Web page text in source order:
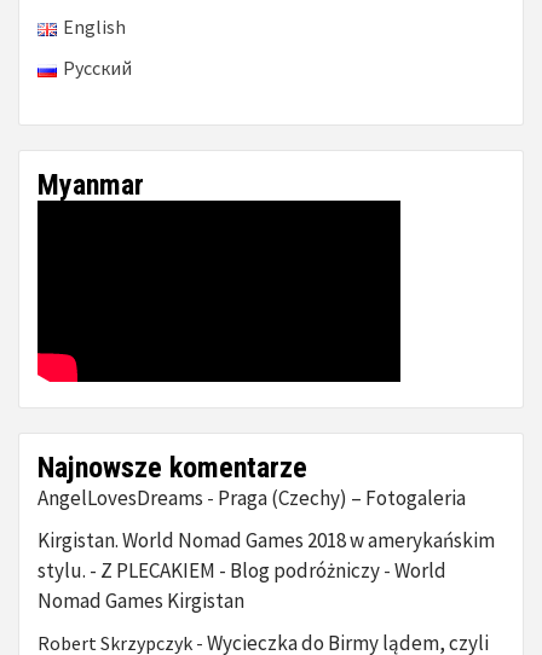
English
Русский
Myanmar
Najnowsze komentarze
AngelLovesDreams - Praga (Czechy) – Fotogaleria
Kirgistan. World Nomad Games 2018 w amerykańskim
stylu. - Z PLECAKIEM - Blog podróżniczy - World
Nomad Games Kirgistan
Robert Skrzypczyk - Wycieczka do Birmy lądem, czyli